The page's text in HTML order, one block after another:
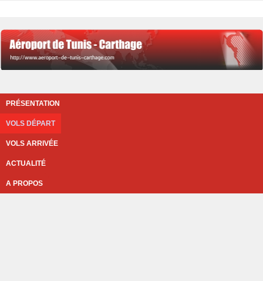
PRÉSENTATION
VOLS DÉPART
VOLS ARRIVÉE
ACTUALITÉ
A PROPOS